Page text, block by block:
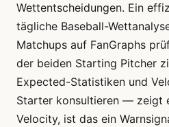
Wettentscheidungen. Ein
tägliche Baseball-
Matchups auf FanGraphs
der beiden Starting Pitcher
Expected-Statistiken und
Starter konsultieren — zeigt
Velocity, ist das ein